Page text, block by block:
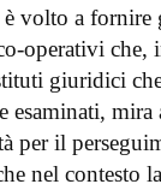
volto a fornire
operativi che,
giuridici
esaminati, mira
per il
nel contesto